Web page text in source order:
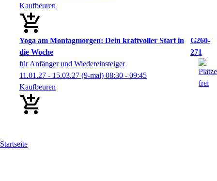
Kaufbeuren
Yoga am Montagmorgen: Dein kraftvoller Start in
die Woche
G260-
271
für Anfänger und Wiedereinsteiger
11.01.27 - 15.03.27 (9-mal) 08:30 - 09:45
Kaufbeuren
Startseite